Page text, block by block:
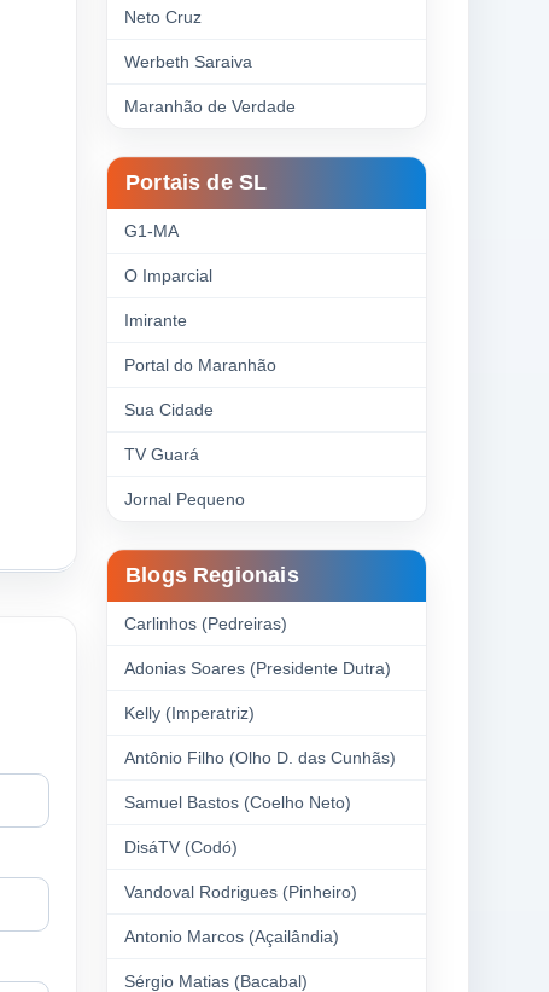
Neto Cruz
Werbeth Saraiva
Maranhão de Verdade
Portais de SL
G1-MA
O Imparcial
Imirante
Portal do Maranhão
Sua Cidade
TV Guará
Jornal Pequeno
Blogs Regionais
Carlinhos (Pedreiras)
Adonias Soares (Presidente Dutra)
Kelly (Imperatriz)
Antônio Filho (Olho D. das Cunhãs)
Samuel Bastos (Coelho Neto)
DisáTV (Codó)
Vandoval Rodrigues (Pinheiro)
Antonio Marcos (Açailândia)
Sérgio Matias (Bacabal)